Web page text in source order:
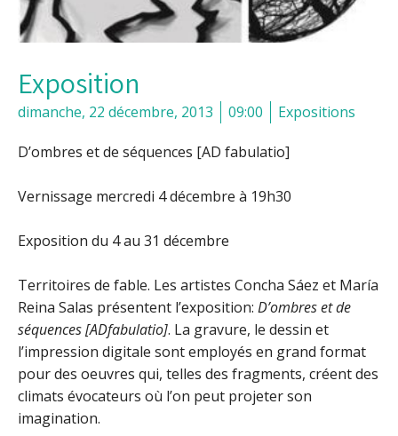
Exposition
dimanche, 22 décembre, 2013 09:00 Expositions
D’ombres et de séquences [AD fabulatio]
Vernissage mercredi 4 décembre à 19h30
Exposition du 4 au 31 décembre
Territoires de fable. Les artistes Concha Sáez et María
Reina Salas présentent l’exposition: D’ombres et de
séquences [ADfabulatio]. La gravure, le dessin et
l’impression digitale sont employés en grand format
pour des oeuvres qui, telles des fragments, créent des
climats évocateurs où l’on peut projeter son
imagination.